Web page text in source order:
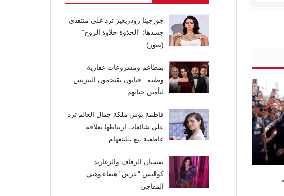
جورجينا رودريغيز ترد على منتقدي
جسدها: “الحلاوة حلاوة الروح”
(صور)
بمطاعم ومشروعات عقارية
وطبية.. فنانون يقتحمون البيزنس
لتأمين حياتهم
فاطمة بوش ملكة جمال العالم ترد
على شائعات ارتباطها بعلاقة
عاطفية مع بيلينغهام
بفستان الزفاف والزغاريد…
كواليس “عرس” هيفاء وهبي
المفاجئ